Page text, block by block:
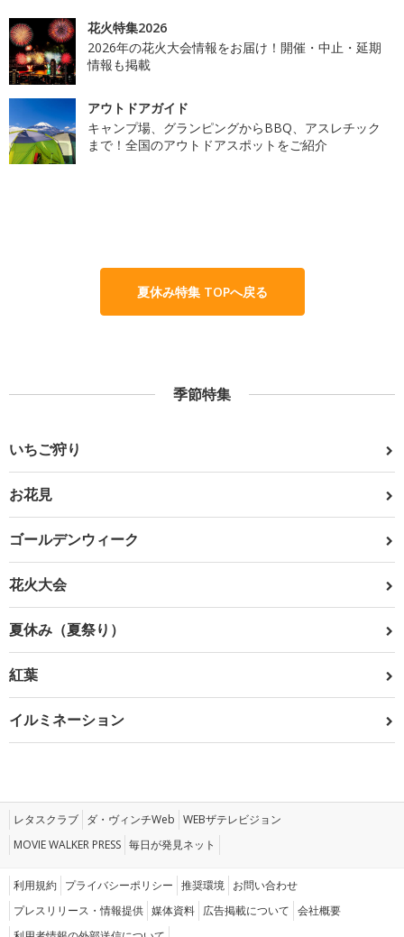
花火特集2026
2026年の花火大会情報をお届け！開催・中止・延期
情報も掲載
アウトドアガイド
キャンプ場、グランピングからBBQ、アスレチック
まで！全国のアウトドアスポットをご紹介
夏休み特集 TOPへ戻る
季節特集
いちご狩り
お花見
ゴールデンウィーク
花火大会
夏休み（夏祭り）
紅葉
イルミネーション
レタスクラブ ダ・ヴィンチWeb WEBザテレビジョン
MOVIE WALKER PRESS 毎日が発見ネット
利用規約 プライバシーポリシー 推奨環境 お問い合わせ
プレスリリース・情報提供 媒体資料 広告掲載について 会社概要